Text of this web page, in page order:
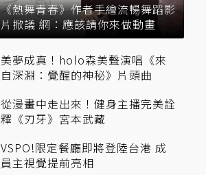
《熱舞青春》作者手繪流暢舞蹈影
片掀議 網：應該請你來做動畫
美夢成真！holo森美聲演唱《來
自深淵：覺醒的神秘》片頭曲
從漫畫中走出來！健身主播完美詮
釋《刃牙》宮本武藏
VSPO!限定餐廳即將登陸台港 成
員主視覺提前亮相